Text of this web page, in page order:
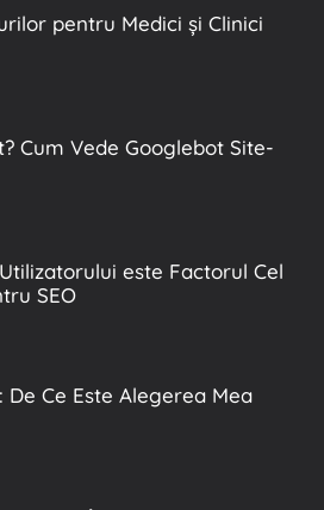
pentru Medici și Clinici
Cum Vede Googlebot Site-
este Factorul Cel
SEO
De Ce Este Alegerea Mea